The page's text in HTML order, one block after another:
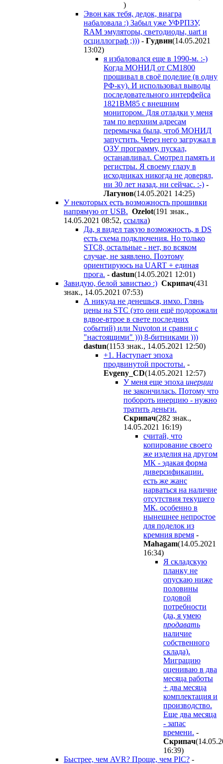
)
Эвон как тебя, дедок, виагра
набаловала :) Забыл уже УФРПЗУ,
RAM эмуляторы, светодиоды, uart и
осциллограф ;))) - Гyдвин(14.05.2021
13:02)
я избаловался еще в 1990-м. :-)
Когда МОНИД от СМ1800
прошивал в своё поделие (в одну
РФ-ку). И использовал выводы
последовательного интерфейса
1821ВМ85 с внешним
монитором. Для отладки у меня
там по верхним адресам
перемычка была, чтоб МОНИД
запустить. Через него загружал в
ОЗУ программу, пускал,
останавливал. Смотрел память и
регистры. Я своему глазу в
исходниках никогда не доверял,
ни 30 лет назад, ни сейчас. :-) -
Лaгyнoв(14.05.2021 14:25)
У некоторых есть возможность прошивки
напрямую от USB. Ozelot(191 знак.,
14.05.2021 08:52, ссылка)
Да, я видел такую возможность, в DS
есть схема подключения. Но только
STC8, остальные - нет, во всяком
случае, не заявлено. Поэтому
ориентируюсь на UART + единая
прога. - dastun(14.05.2021 12:01)
Завидую, белой завистью :) Cкpипaч(431
знак., 14.05.2021 07:53)
А никуда не денешься, имхо. Глянь
цены на STC (это они ещё подорожали
вдвое-втрое в свете последних
событий) или Nuvoton и сравни с
"настоящими" ))) 8-битниками )))
dastun(1153 знак., 14.05.2021 12:50)
+1. Наступает эпоха
продвинутой простоты. -
Evgeny_CD(14.05.2021 12:57)
У меня еще эпоха инерции
не закончилась. Потому что
побороть инерцию - нужно
тратить деньги.
Cкpипaч(282 знак.,
14.05.2021 16:19)
считай, что
копирование своего
же изделия на другом
МК - эдакая форма
диверсификации.
есть же жанс
нарваться на наличие
отсутствия текущего
МК. особенно в
нынешнее непростое
для поделок из
кремния время -
Mahagam(14.05.2021
16:34)
Я складскую
планку не
опускаю ниже
половины
годовой
потребности
(да, я умею
продавать
наличие
собственного
склада).
Миграцию
оцениваю в два
месяца работы
+ два месяца
комплектация и
производство.
Еще два месяца
- запас
времени. -
Cкpипaч
16:39)
Быстрее, чем AVR? Проще, чем PIC? -